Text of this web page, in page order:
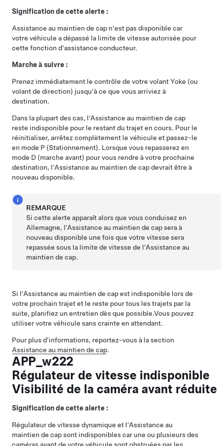
Signification de cette alerte :
Assistance au maintien de cap n'est pas disponible car
votre véhicule a dépassé la limite de vitesse autorisée pour
cette fonction d'assistance conducteur.
Marche à suivre :
Prenez immédiatement le contrôle de votre volant Yoke (ou
volant de direction) jusqu'à ce que vous arriviez à
destination.
Dans la plupart des cas, l'Assistance au maintien de cap
reste indisponible pour le restant du trajet en cours. Pour le
réinitialiser, arrêtez complètement le véhicule et passez-le
en mode P (Stationnement). Lorsque vous repasserez en
mode D (marche avant) pour vous rendre à votre prochaine
destination, l'Assistance au maintien de capdevrait être à
nouveau disponible.
REMARQUE
Si cette alerte apparaît alors que vous conduisez en
Allemagne, l'Assistance au maintien de capsera à
nouveau disponible une fois que votre vitesse sera
repassée sous la limite de vitesse de l'Assistance au
maintien de cap.
Si l'Assistance au maintien de capest indisponible lors de
votre prochain trajet et le reste pour tous les trajets par la
suite, planifiez un entretien dès que possible.Vous pouvez
utiliser votre véhicule sans crainte en attendant.
Pour plus d'informations, reportez-vous à la section
Assistance au maintien de cap.
APP_w222
Régulateur de vitesse indisponible
Visibilité de la caméra avant réduite
Signification de cette alerte :
Régulateur de vitesse dynamique et l'Assistance au
maintien de capsont indisponibles car une ou plusieurs des